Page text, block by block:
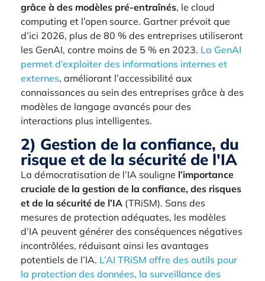
grâce à des modèles pré-entraînés, le cloud
computing et l’open source. Gartner prévoit que
d’ici 2026, plus de 80 % des entreprises utiliseront
les GenAI, contre moins de 5 % en 2023. La GenAI
permet d’exploiter des informations internes et
externes, améliorant l’accessibilité aux
connaissances au sein des entreprises grâce à des
modèles de langage avancés pour des
interactions plus intelligentes.
2) Gestion de la confiance, du
risque et de la sécurité de l'IA
La démocratisation de l’IA souligne l’importance
cruciale de la gestion de la confiance, des risques
et de la sécurité de l’IA (TRiSM). Sans des
mesures de protection adéquates, les modèles
d’IA peuvent générer des conséquences négatives
incontrôlées, réduisant ainsi les avantages
potentiels de l’IA. L’AI TRiSM offre des outils pour
la protection des données, la surveillance des